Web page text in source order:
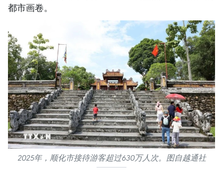
都市画卷。
2025年，顺化市接待游客超过630万人次。图自越通社